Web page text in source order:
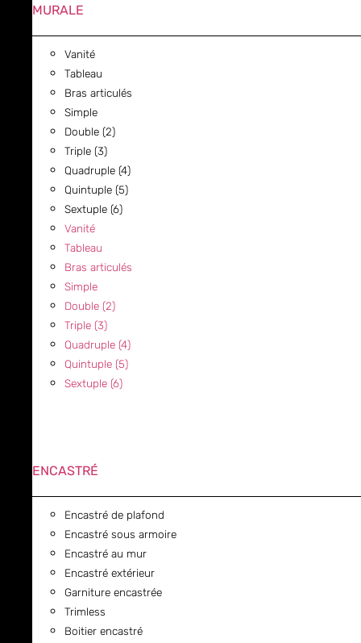
MURALE
Vanité
Tableau
Bras articulés
Simple
Double (2)
Triple (3)
Quadruple (4)
Quintuple (5)
Sextuple (6)
Vanité
Tableau
Bras articulés
Simple
Double (2)
Triple (3)
Quadruple (4)
Quintuple (5)
Sextuple (6)
ENCASTRÉ
Encastré de plafond
Encastré sous armoire
Encastré au mur
Encastré extérieur
Garniture encastrée
Trimless
Boitier encastré